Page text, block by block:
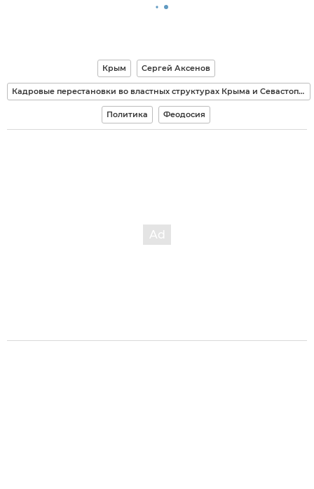
Крым Сергей Аксенов
Кадровые перестановки во властных структурах Крыма и Севастополя
Политика Феодосия